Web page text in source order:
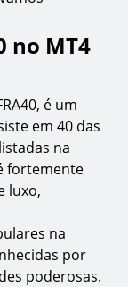
40 no
observação
negociação
40 em
no MT4
é um
em 40 das
na
fortemente
luxo,
na
por
poderosas.